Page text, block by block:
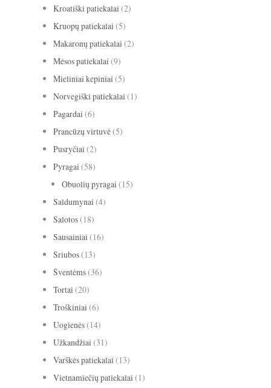
Kroatiški patiekalai (2)
Kruopų patiekalai (5)
Makaronų patiekalai (2)
Mėsos patiekalai (9)
Mieliniai kepiniai (5)
Norvegiški patiekalai (1)
Pagardai (6)
Prancūzų virtuvė(5)
Pusryčiai (2)
Pyragai (58)
Obuolių pyragai (15)
Saldumynai (4)
Salotos(18)
Sausainiai (16)
Sriubos(13)
Šventėms(36)
Tortai (20)
Troškiniai (6)
Uogienės(14)
Užkandžiai (31)
Varškės patiekalai (13)
Vietnamiečių patiekalai (1)